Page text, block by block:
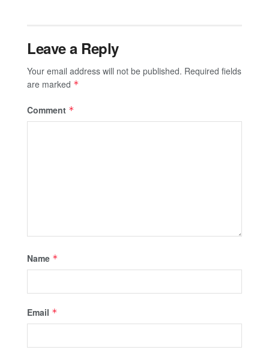
Leave a Reply
Your email address will not be published. Required fields
are marked *
Comment *
Name *
Email *